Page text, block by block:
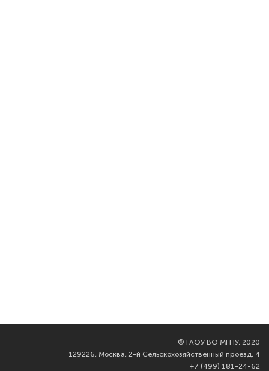
© ГАОУ ВО МГПУ, 2020
129226, Москва, 2-й Сельскохозяйственный проезд, 4
+7 (499) 181-24-62